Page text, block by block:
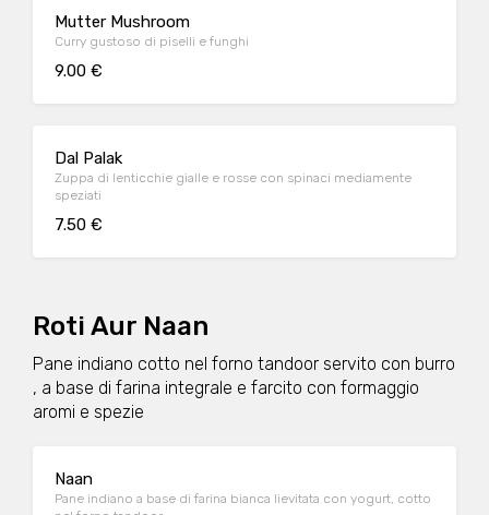
Mutter Mushroom
Curry gustoso di piselli e funghi
9.00 €
Dal Palak
Zuppa di lenticchie gialle e rosse con spinaci mediamente
speziati
7.50 €
Roti Aur Naan
Pane indiano cotto nel forno tandoor servito con burro
, a base di farina integrale e farcito con formaggio
aromi e spezie
Naan
Pane indiano a base di farina bianca lievitata con yogurt, cotto